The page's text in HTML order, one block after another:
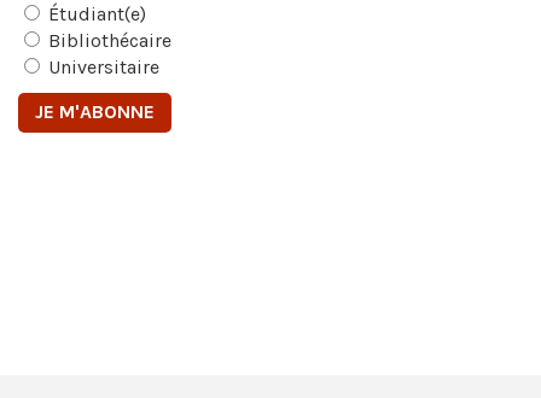
Étudiant(e)
Bibliothécaire
Universitaire